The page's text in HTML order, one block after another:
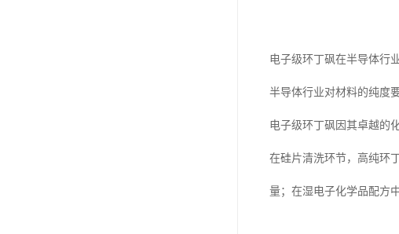
电子级环丁砜在半导体行
半导体行业对材料的纯度
电子级环丁砜因其卓越的
在硅片清洗环节，高纯环
量；在湿电子化学品配方